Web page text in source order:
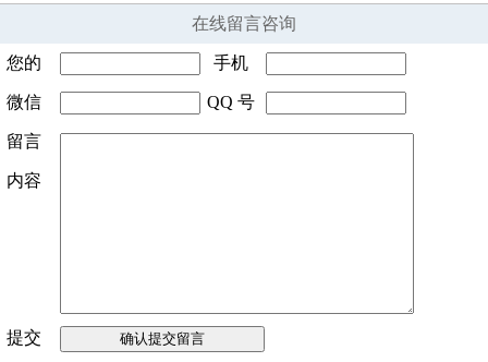
在线留言咨询
您的
姓名
手机
号码
微信
号码
QQ 号
留言
内容
提交